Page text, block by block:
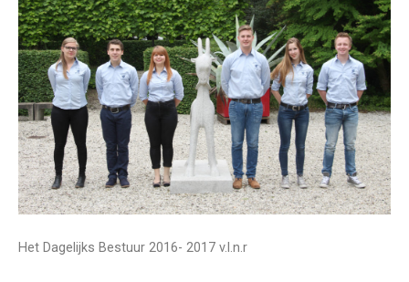
Het Dagelijks Bestuur 2016- 2017 v.l.n.r